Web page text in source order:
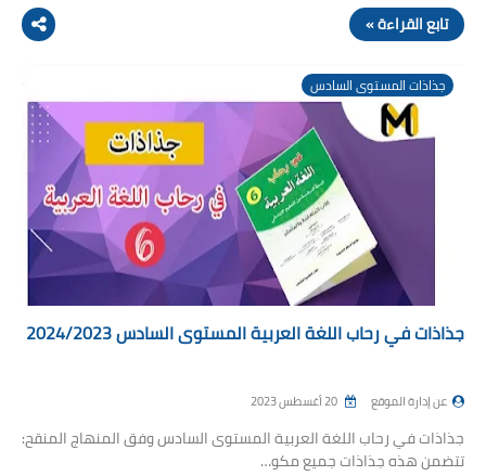
تابع القراءة »
جذاذات المستوى السادس
جذاذات في رحاب اللغة العربية المستوى السادس 2024/2023
عن إدارة الموقع
جذاذات في رحاب اللغة العربية المستوى السادس وفق المنهاج المنقح:
تتضمن هذه جذاذات جميع مكو…